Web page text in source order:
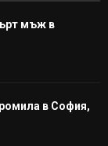
мъж в
в София,